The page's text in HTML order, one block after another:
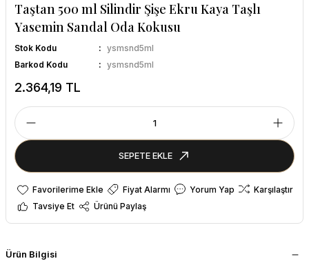
Taştan 500 ml Silindir Şişe Ekru Kaya Taşlı
Yasemin Sandal Oda Kokusu
Stok Kodu
ysmsnd5ml
Barkod Kodu
ysmsnd5ml
2.364,19 TL
SEPETE EKLE
Fiyat Alarmı Yorum Yap
Karşılaştır
Tavsiye Et
Ürünü Paylaş
Ürün Bilgisi